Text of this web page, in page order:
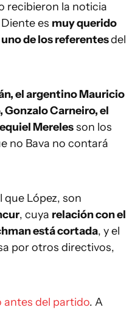
recibieron la noticia
es muy querido
uno de los referentesdel
el argentino Mauricio
Gonzalo Carneiro, el
Merelesson los
no Bava no contará
que López, son
, cuya relación con el
está cortada, y el
por otros directivos,
antes del partido. A